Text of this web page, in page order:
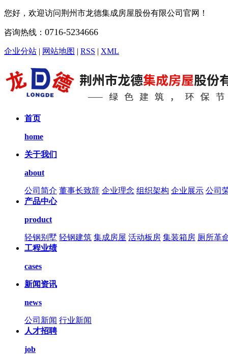
您好，欢迎访问荆州市龙德集成房屋股份有限公司官网！
咨询热线： 0716-5234666
企业分站 | 网站地图 | RSS | XML
首页
home
关于我们
about
公司简介 董事长致辞 企业理念 组织架构 企业展示 公司
产品中心
product
轻钢别墅 轻钢建筑 集成房屋 活动板房 集装箱房 厕所革
工程业绩
cases
新闻资讯
news
公司新闻 行业新闻
人才招聘
job